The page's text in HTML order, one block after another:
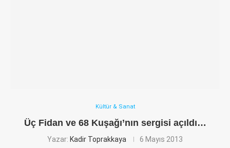
Kültür & Sanat
Üç Fidan ve 68 Kuşağı’nın sergisi açıldı…
Yazar: Kadir Toprakkaya 6 Mayıs 2013